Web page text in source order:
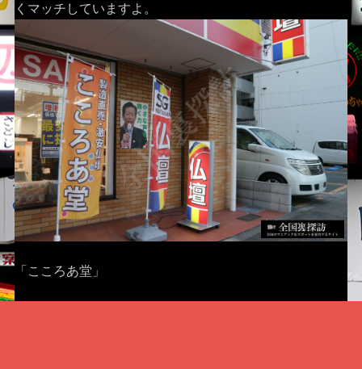
くマッチしていますよ。
「こころあ堂」